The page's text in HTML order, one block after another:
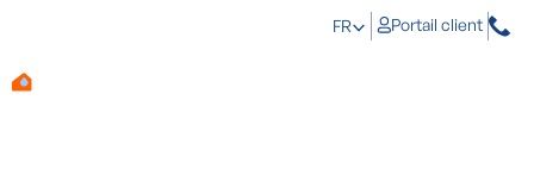
FR Portail client